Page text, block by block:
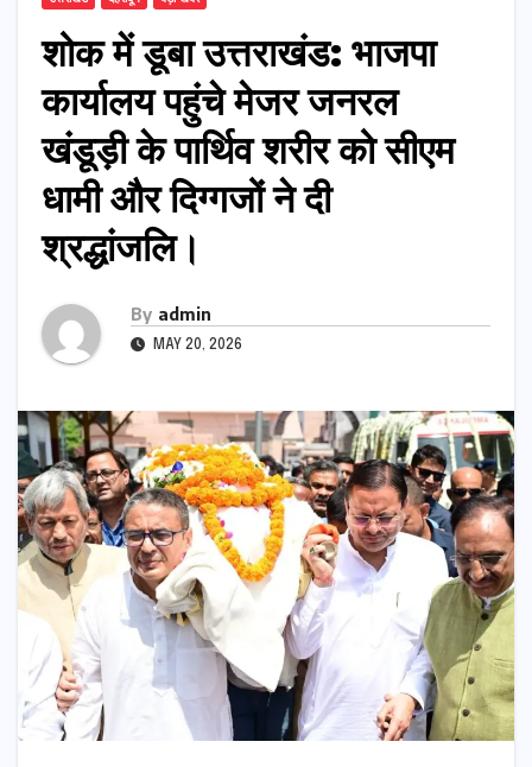
शोक में डूबा उत्तराखंड: भाजपा
कार्यालय पहुंचे मेजर जनरल
खंडूड़ी के पार्थिव शरीर को सीएम
धामी और दिग्गजों ने दी
श्रद्धांजलि।
By admin
MAY 20, 2026